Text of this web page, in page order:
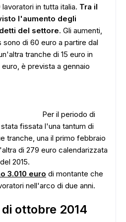
in tutta italia. Tra il
l'aumento degli
del settore. Gli aumenti,
di 60 euro a partire dal
tranche di 15 euro in
è prevista a gennaio
Per il periodo di
fissata l'una tantum di
tranche, una il primo febbraio
di 279 euro calendarizzata
2015.
3.010 euro di montante che
nell'arco di due anni.
ottobre 2014